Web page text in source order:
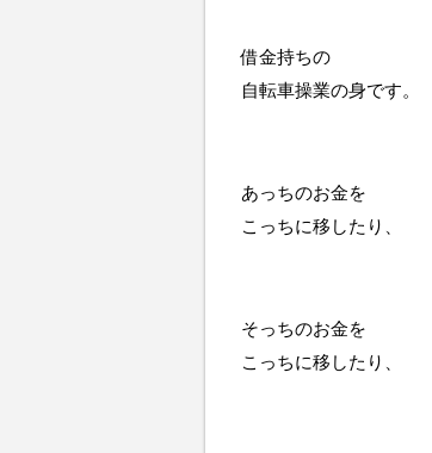
借金持ちの
自転車操業の身です。
あっちのお金を
こっちに移したり、
そっちのお金を
こっちに移したり、